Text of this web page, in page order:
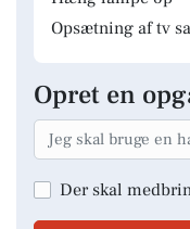
Opsætning af tv
Opret en
Der skal